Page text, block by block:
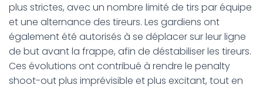
plus strictes, avec un nombre limité de tirs par équipe
et une alternance des tireurs. Les gardiens ont
également été autorisés à se déplacer sur leur ligne
de but avant la frappe, afin de déstabiliser les tireurs.
Ces évolutions ont contribué à rendre le penalty
shoot-out plus imprévisible et plus excitant, tout en